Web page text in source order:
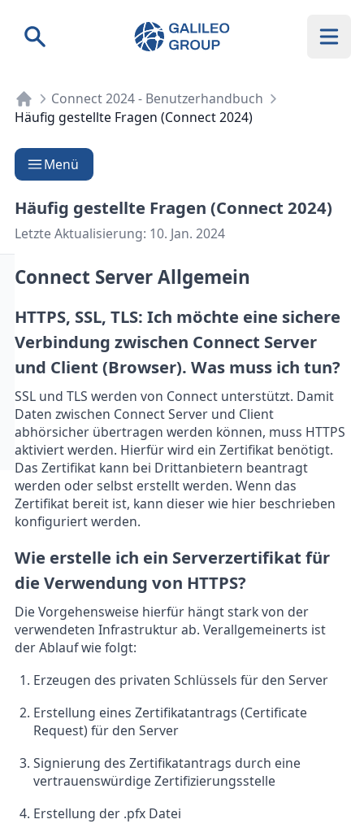
Suche Galileo Group AG
Connect 2024 - Benutzerhandbuch
Häufig gestellte Fragen (Connect 2024)
Menü
Häufig gestellte Fragen (Connect 2024)
Letzte Aktualisierung: 10. Jan. 2024
Connect Server Allgemein
HTTPS, SSL, TLS: Ich möchte eine sichere
Verbindung zwischen Connect Server
und Client (Browser). Was muss ich tun?
SSL und TLS werden von Connect unterstützt. Damit
Daten zwischen Connect Server und Client
abhörsicher übertragen werden können, muss HTTPS
aktiviert werden. Hierfür wird ein Zertifikat benötigt.
Das Zertifikat kann bei Drittanbietern beantragt
werden oderselbst erstellt werden. Wenn das
Zertifikat bereit ist, kann dieser wie hier beschrieben
konfiguriert werden.
Wie erstelle ich ein Serverzertifikat für
die Verwendung von HTTPS?
Die Vorgehensweise hierfür hängt stark von der
verwendeten Infrastruktur ab. Verallgemeinerts ist
der Ablauf wie folgt:
Erzeugen des privaten Schlüssels für den Server
Erstellung eines Zertifikatantrags (Certificate
Request) für den Server
Signierung des Zertifikatantrags durch eine
vertrauenswürdige Zertifizierungsstelle
Erstellung der .pfx Datei